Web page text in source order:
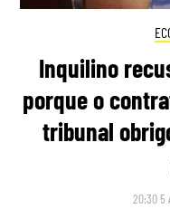
Inquilino
porque o
tribunal
20:30 5